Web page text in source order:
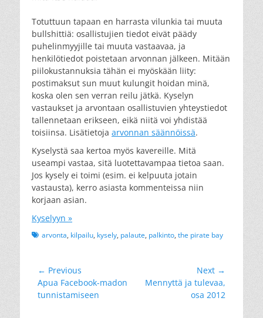
Totuttuun tapaan en harrasta vilunkia tai muuta
bullshittiä: osallistujien tiedot eivät päädy
puhelinmyyjille tai muuta vastaavaa, ja
henkilötiedot poistetaan arvonnan jälkeen. Mitään
piilokustannuksia tähän ei myöskään liity:
postimaksut sun muut kulungit hoidan minä,
koska olen sen verran reilu jätkä. Kyselyn
vastaukset ja arvontaan osallistuvien yhteystiedot
tallennetaan erikseen, eikä niitä voi yhdistää
toisiinsa. Lisätietoja arvonnan säännöissä.
Kyselystä saa kertoa myös kavereille. Mitä
useampi vastaa, sitä luotettavampaa tietoa saan.
Jos kysely ei toimi (esim. ei kelpuuta jotain
vastausta), kerro asiasta kommenteissa niin
korjaan asian.
Kyselyyn »
Tagsarvonta, kilpailu, kysely, palaute, palkinto, the pirate bay
Artikkelien
selaus
← Previous
Previous
post:
Apua Facebook-madon
tunnistamiseen
Next →
NextMennyttä ja tulevaa,
osa 2012